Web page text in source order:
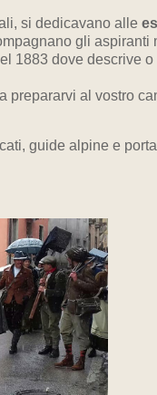
si dedicavano alle
gli
1883 dove descrive
al vostro
guide alpine e